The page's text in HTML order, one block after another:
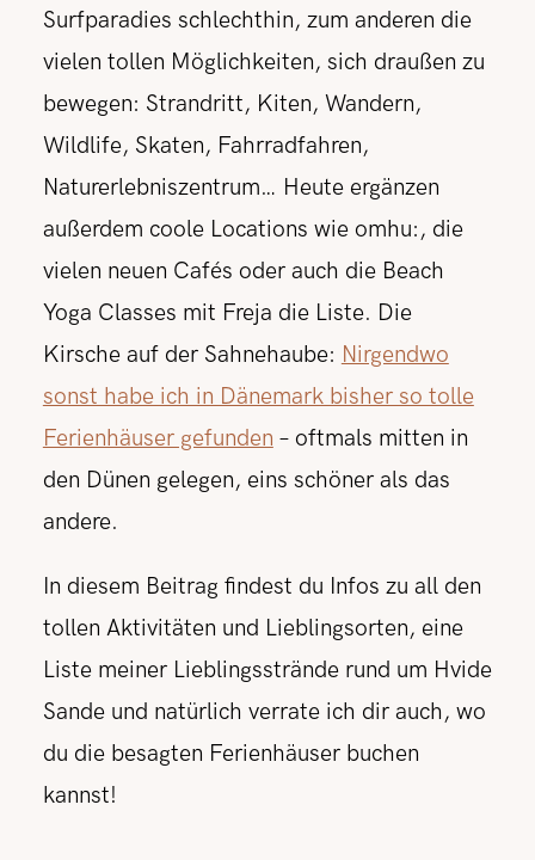
Surfparadies schlechthin, zum anderen die
vielen tollen Möglichkeiten, sich draußen zu
bewegen: Strandritt, Kiten, Wandern,
Wildlife, Skaten, Fahrradfahren,
Naturerlebniszentrum… Heute ergänzen
außerdem coole Locations wie omhu:, die
vielen neuen Cafés oder auch die Beach
Yoga Classes mit Freja die Liste. Die
Kirsche auf der Sahnehaube: Nirgendwo
sonst habe ich in Dänemark bisher so tolle
Ferienhäuser gefunden – oftmals mitten in
den Dünen gelegen, eins schöner als das
andere.
In diesem Beitrag findest du Infos zu all den
tollen Aktivitäten und Lieblingsorten, eine
Liste meiner Lieblingsstrände rund um Hvide
Sande und natürlich verrate ich dir auch, wo
du die besagten Ferienhäuser buchen
kannst!